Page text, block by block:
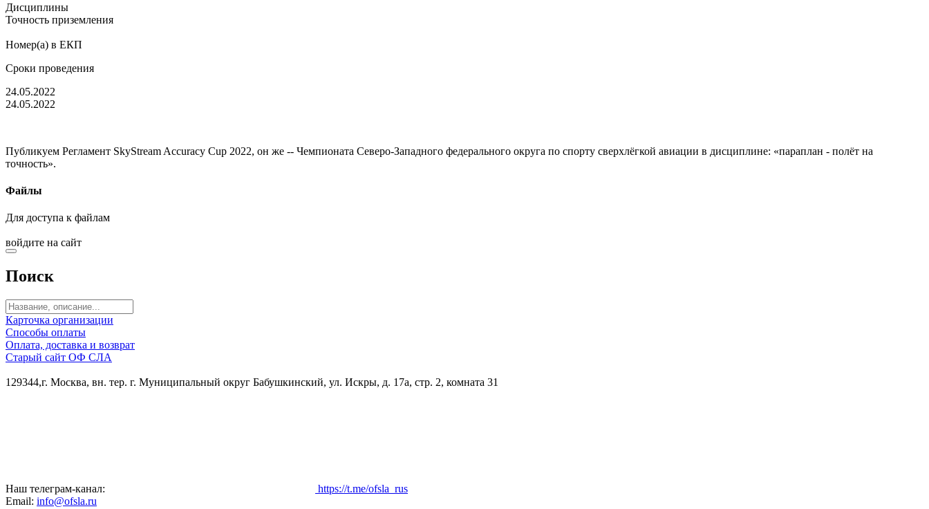
Дисциплины
Точность приземления
Номер(а) в ЕКП
Сроки проведения
24.05.2022
24.05.2022
Публикуем Регламент SkyStream Accuracy Cup 2022, он же -- Чемпионата Северо-Западного федерального округа по спорту сверхлёгкой авиации в дисциплине: «параплан - полёт на
точность».
Файлы
Для доступа к файлам
войдите на сайт
Поиск
Карточка организации
Способы оплаты
Оплата, доставка и возврат
Старый сайт ОФ СЛА
129344,г. Москва, вн. тер. г. Муниципальный округ Бабушкинский, ул. Искры, д. 17а, стр. 2, комната 31
Наш телеграм-канал:
https://t.me/ofsla_rus
Email: ur.alsfo@ofni